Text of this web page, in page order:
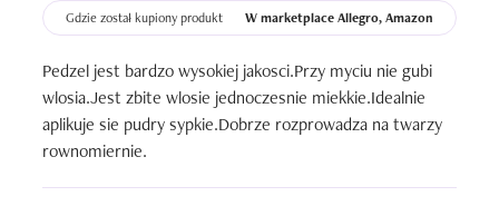
Gdzie został kupiony produkt W marketplace Allegro, Amazon
Pedzel jest bardzo wysokiej jakosci.Przy myciu nie gubi
wlosia.Jest zbite wlosie jednoczesnie miekkie.Idealnie
aplikuje sie pudry sypkie.Dobrze rozprowadza na twarzy
rownomiernie.